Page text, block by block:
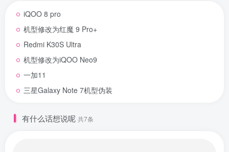
iQOO 8 pro
机型修改为红魔 9 Pro+
Redmi K30S Ultra
机型修改为iQOO Neo9
一加11
三星Galaxy Note 7机型伪装
有什么话想说呢 共7条